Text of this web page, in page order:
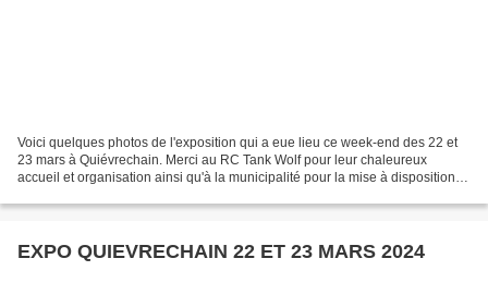
Voici quelques photos de l'exposition qui a eue lieu ce week-end des 22 et
23 mars à Quiévrechain. Merci au RC Tank Wolf pour leur chaleureux
accueil et organisation ainsi qu'à la municipalité pour la mise à disposition
EXPO QUIEVRECHAIN 22 ET 23 MARS 2024